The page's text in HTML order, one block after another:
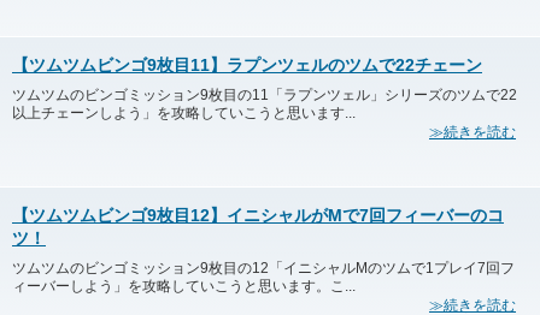
【ツムツムビンゴ9枚目11】ラプンツェルのツムで22チェーン
ツムツムのビンゴミッション9枚目の11「ラプンツェル」シリーズのツムで22
以上チェーンしよう」を攻略していこうと思います...
≫続きを読む
【ツムツムビンゴ9枚目12】イニシャルがMで7回フィーバーのコ
ツ！
ツムツムのビンゴミッション9枚目の12「イニシャルMのツムで1プレイ7回フ
ィーバーしよう」を攻略していこうと思います。こ...
≫続きを読む